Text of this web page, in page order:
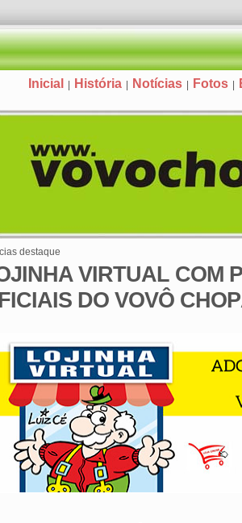
Inicial História Notícias Fotos
destaque
VIRTUAL COM
DO VOVÔ